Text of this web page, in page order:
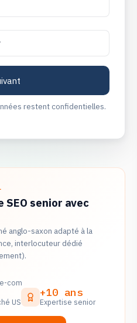
restent confidentielles.
SEO senior avec
anglo-saxon adapté à la
interlocuteur dédié
com
US
+10 ans
Expertise senior